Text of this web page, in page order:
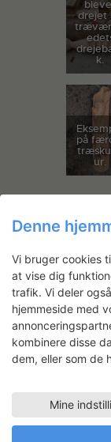
drejet
k.
på
ur.
af
Denne
Vi bruger cookies
at vise dig
trafik. Vi deler
hjemmeside med
kombinere disse
dem, eller som de
Mine